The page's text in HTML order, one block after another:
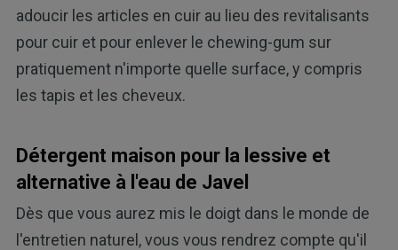
adoucir les articles en cuir au lieu des revitalisants
pour cuir et pour enlever le chewing-gum sur
pratiquement n'importe quelle surface, y compris
les tapis et les cheveux.
Détergent maison pour la lessive et
alternative à l'eau de Javel
Dès que vous aurez mis le doigt dans le monde de
l'entretien naturel, vous vous rendrez compte qu'il